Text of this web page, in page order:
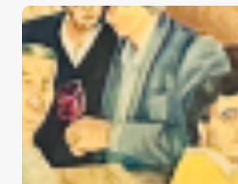
DE
LUGARES
COMUNES
Y
TAMBIÉN
PARISINOS